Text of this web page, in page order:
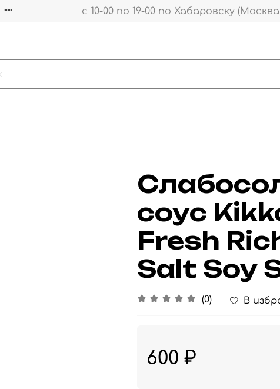
с 10-00 по 19-00 по Хабаровску (Москва
соус
Fresh
Salt Soy
(0) В
600 ₽